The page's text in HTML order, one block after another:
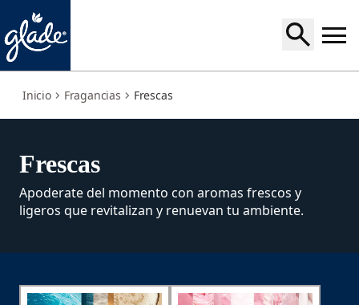
Inicio Fragancias Frescas
Frescas
Apoderate del momento con aromas frescos y
ligeros que revitalizan y renuevan tu ambiente.